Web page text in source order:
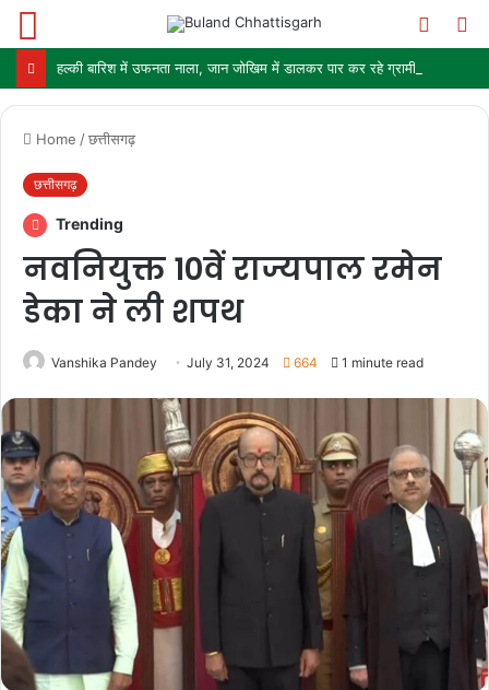
Switch
Home /छत्तीसगढ़
छत्तीसगढ़
Trending
नवनियुक्त 10वें राज्यपाल रमेन
डेका ने ली शपथ
Vanshika Pandey July 31, 2024 664 1 minute read